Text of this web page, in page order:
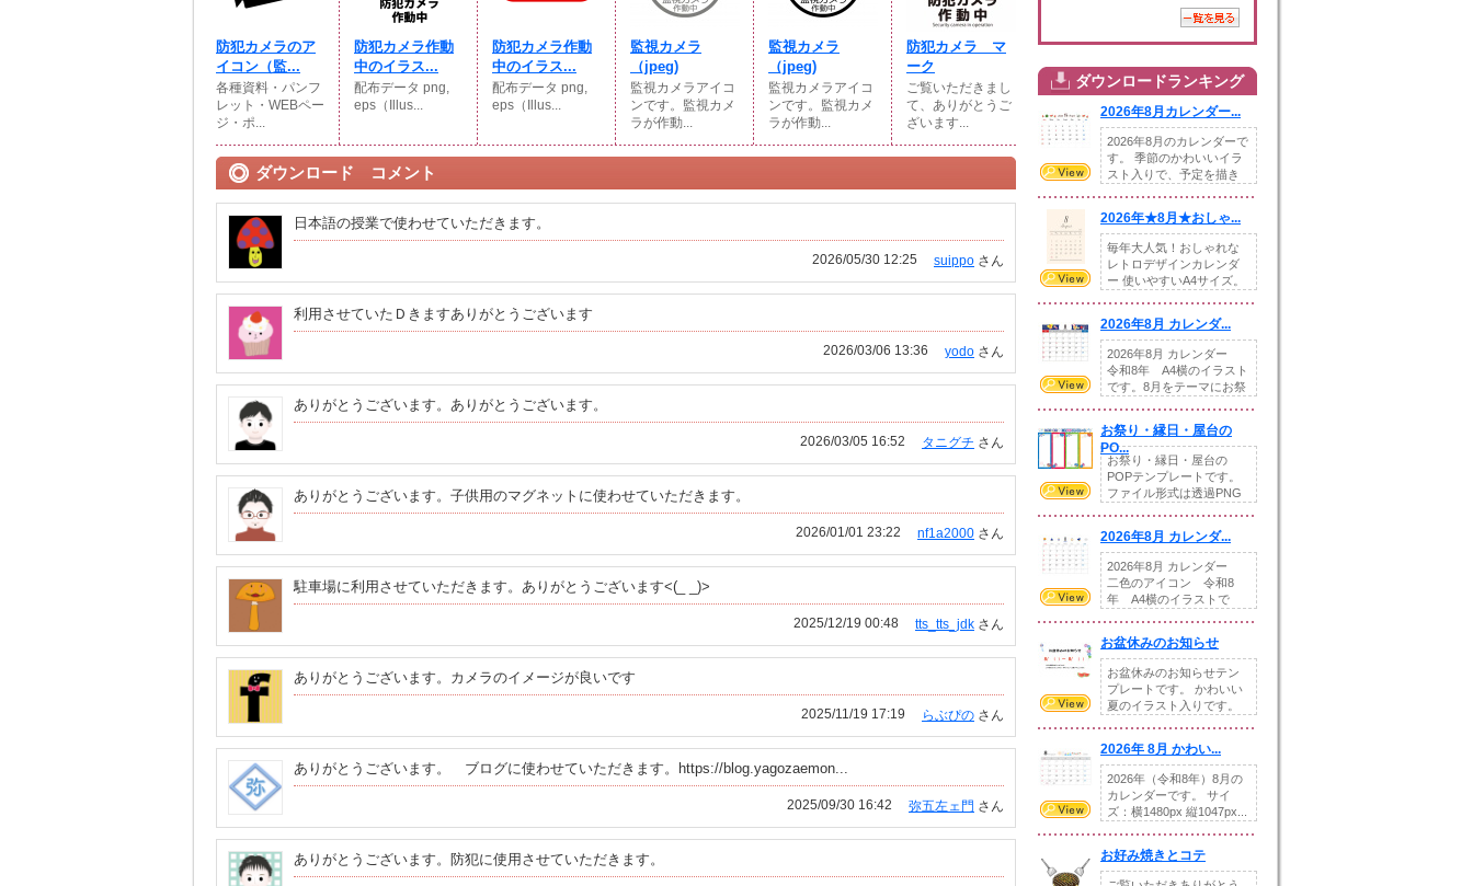
防犯カメラのア
イコン（監...
各種資料・パンフ
レット・WEBペー
ジ・ポ...
防犯カメラ作動
中のイラス...
配布データ png,
eps（Illus...
防犯カメラ作動
中のイラス...
配布データ png,
eps（Illus...
監視カメラ
（jpeg)
監視カメラアイコ
ンです。監視カメ
ラが作動...
監視カメラ
（jpeg)
監視カメラアイコ
ンです。監視カメ
ラが作動...
防犯カメラ マ
ーク
ご覧いただきまし
て、ありがとうご
ざいます...
ダウンロード コメント
日本語の授業で使わせていただきます。
suippo さん
2026/05/30 12:25
利用させていたＤきますありがとうございます
yodo さん
2026/03/06 13:36
ありがとうございます。ありがとうございます。
タニグチ さん
2026/03/05 16:52
ありがとうございます。子供用のマグネットに使わせていただきます。
nf1a2000 さん
2026/01/01 23:22
駐車場に利用させていただきます。ありがとうございます<(_ _)>
tts_tts_jdk さん
2025/12/19 00:48
ありがとうございます。カメラのイメージが良いです
らぶぴの さん
2025/11/19 17:19
ありがとうございます。 ブログに使わせていただきます。https://blog.yagozaemon...
弥五左ェ門 さん
2025/09/30 16:42
ありがとうございます。防犯に使用させていただきます。
ダウンロードランキング
2026年8月カレンダー...
2026年8月のカレンダーで
す。 季節のかわいいイラ
スト入りで、予定を描き
2026年★8月★おしゃ...
毎年大人気！おしゃれな
レトロデザインカレンダ
ー 使いやすいA4サイズ。
2026年8月 カレンダ...
2026年8月 カレンダー
令和8年 A4横のイラスト
です。8月をテーマにお祭
お祭り・縁日・屋台の
PO...
お祭り・縁日・屋台の
POPテンプレートです。
ファイル形式は透過PNG
2026年8月 カレンダ...
2026年8月 カレンダー
二色のアイコン 令和8
年 A4横のイラストで
お盆休みのお知らせ
お盆休みのお知らせテン
プレートです。 かわいい
夏のイラスト入りです。
2026年 8月 かわい...
2026年（令和8年）8月の
カレンダーです。 サイ
ズ：横1480px 縦1047px...
お好み焼きとコテ